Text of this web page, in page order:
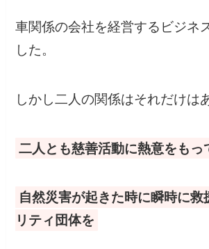
車関係の会社を経営するビジネ
した。
しかし二人の関係はそれだけは
二人とも慈善活動に熱意をもっ
自然災害が起きた時に瞬時に救
リティ団体を